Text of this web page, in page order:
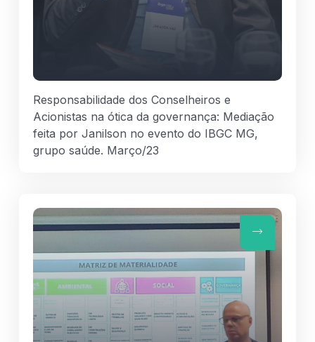
Responsabilidade dos Conselheiros e
Acionistas na ótica da governança: Mediação
feita por Janilson no evento do IBGC MG,
grupo saúde. Março/23